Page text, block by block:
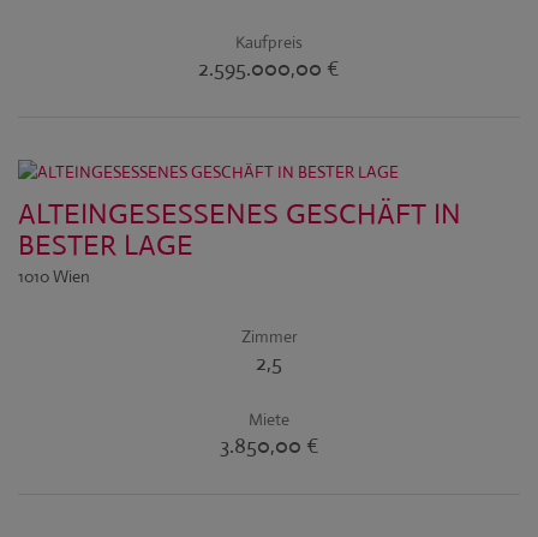
Kaufpreis
2.595.000,00 €
ALTEINGESESSENES GESCHÄFT IN
BESTER LAGE
1010 Wien
Zimmer
2,5
Miete
3.850,00 €